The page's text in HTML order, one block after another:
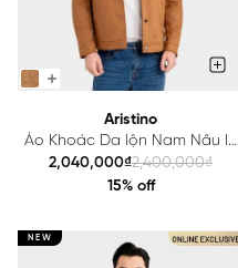
Aristino
Áo Khoác Da lộn Nam Nâu In
Aristino Regular Fit
AJK607EDP01
2,040,000₫2,400,000₫
15% off
NEW